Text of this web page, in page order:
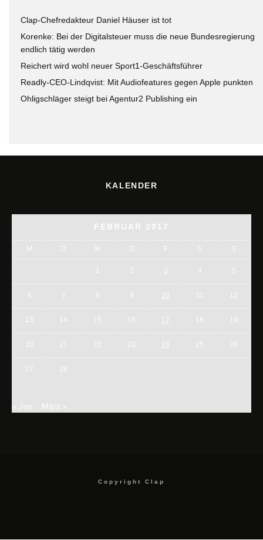
Clap-Chefredakteur Daniel Häuser ist tot
Korenke: Bei der Digitalsteuer muss die neue Bundesregierung
endlich tätig werden
Reichert wird wohl neuer Sport1-Geschäftsführer
Readly-CEO-Lindqvist: Mit Audiofeatures gegen Apple punkten
Ohligschläger steigt bei Agentur2 Publishing ein
KALENDER
FEBRUAR 2017
M D M D F S S
1 2 3 5
6 7 8 9 10 11 12
13 14 15 16 17 18 19
20 21 22 23 24 25 26
27 28
« Jan. März »
Copyright Clap